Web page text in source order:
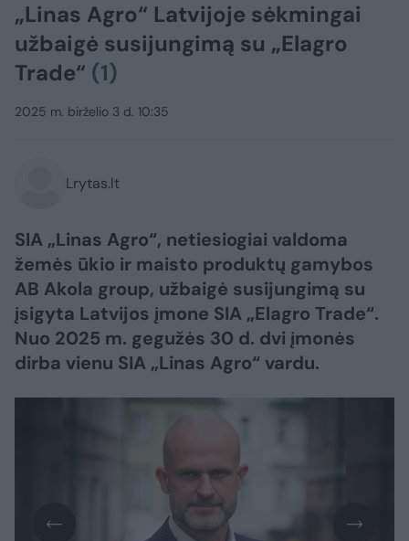
„Linas Agro“ Latvijoje sėkmingai
užbaigė susijungimą su „Elagro
Trade“ (1)
2025 m. birželio 3 d. 10:35
Lrytas.lt
SIA „Linas Agro“, netiesiogiai valdoma
žemės ūkio ir maisto produktų gamybos
AB Akola group, užbaigė susijungimą su
įsigyta Latvijos įmone SIA „Elagro Trade“.
Nuo 2025 m. gegužės 30 d. dvi įmonės
dirba vienu SIA „Linas Agro“ vardu.